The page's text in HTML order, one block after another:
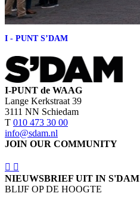
I - PUNT S’DAM
I-PUNT de WAAG
Lange Kerkstraat 39
3111 NN Schiedam
T 010 473 30 00
info@sdam.nl
JOIN OUR COMMUNITY
NIEUWSBRIEF UIT IN S'DAM
BLIJF OP DE HOOGTE